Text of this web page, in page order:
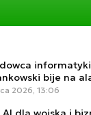
bije na
2026, 13:06